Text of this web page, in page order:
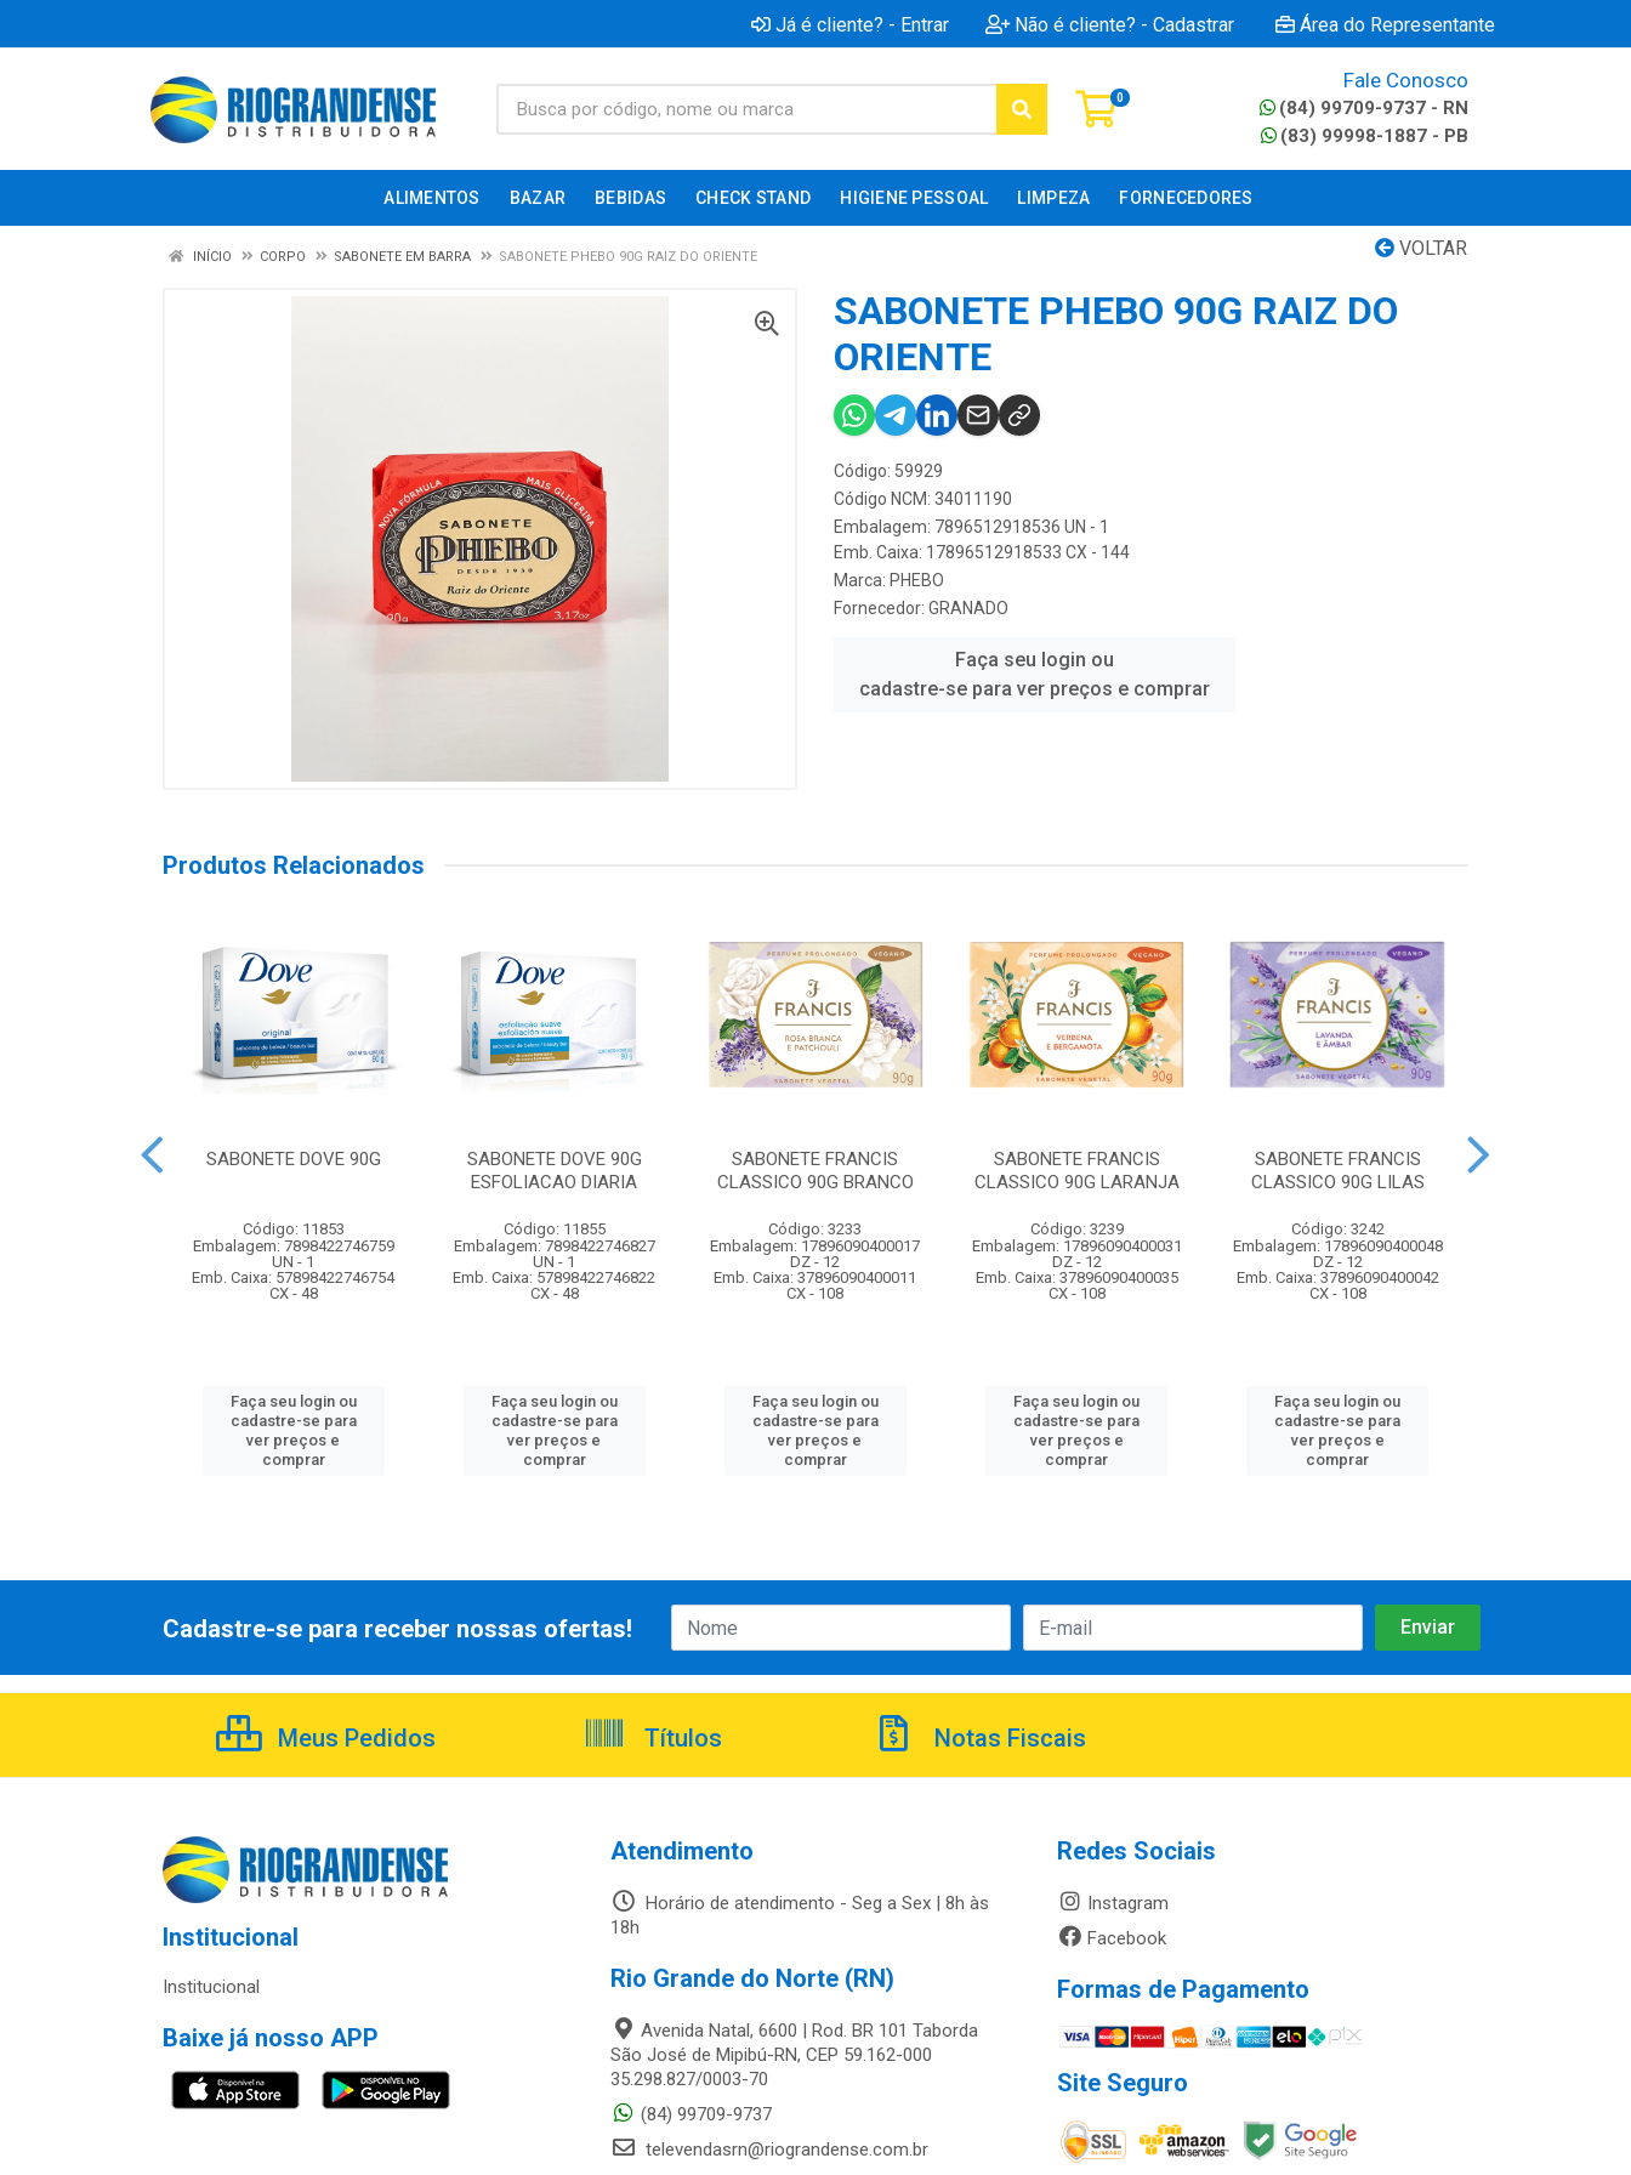
Já é cliente? - Entrar Não é cliente? - Cadastrar Área do Representante
0
Fale Conosco
(84) 99709-9737 - RN
(83) 99998-1887 - PB
ALIMENTOS BAZAR BEBIDAS CHECK STAND HIGIENE PESSOAL LIMPEZA FORNECEDORES
VOLTAR
INÍCIO CORPO SABONETE EM BARRA SABONETE PHEBO 90G RAIZ DO ORIENTE
SABONETE PHEBO 90G RAIZ DO
ORIENTE
Código: 59929
Código NCM: 34011190
Embalagem: 7896512918536 UN - 1
Emb. Caixa: 17896512918533 CX - 144
Marca: PHEBO
Fornecedor: GRANADO
Faça seu login ou
cadastre-se para ver preços e comprar
Produtos Relacionados
SABONETE DOVE 90G
Código: 11853
Embalagem: 7898422746759
UN - 1
Emb. Caixa: 57898422746754
CX - 48
Faça seu login ou
cadastre-se para
ver preços e
comprar
SABONETE DOVE 90G
ESFOLIACAO DIARIA
Código: 11855
Embalagem: 7898422746827
UN - 1
Emb. Caixa: 57898422746822
CX - 48
Faça seu login ou
cadastre-se para
ver preços e
comprar
SABONETE FRANCIS
CLASSICO 90G BRANCO
Código: 3233
Embalagem: 17896090400017
DZ - 12
Emb. Caixa: 37896090400011
CX - 108
Faça seu login ou
cadastre-se para
ver preços e
comprar
SABONETE FRANCIS
CLASSICO 90G LARANJA
Código: 3239
Embalagem: 17896090400031
DZ - 12
Emb. Caixa: 37896090400035
CX - 108
Faça seu login ou
cadastre-se para
ver preços e
comprar
SABONETE FRANCIS
CLASSICO 90G LILAS
Código: 3242
Embalagem: 17896090400048
DZ - 12
Emb. Caixa: 37896090400042
CX - 108
Faça seu login ou
cadastre-se para
ver preços e
comprar
Cadastre-se para receber nossas ofertas!
Meus Pedidos Títulos Notas Fiscais
Institucional
Institucional
Baixe já nosso APP
Atendimento
Horário de atendimento - Seg a Sex | 8h às
18h
Rio Grande do Norte (RN)
Avenida Natal, 6600 | Rod. BR 101 Taborda
São José de Mipibú-RN, CEP 59.162-000
35.298.827/0003-70
(84) 99709-9737
televendasrn@riograndense.com.br
Redes Sociais
Instagram
Facebook
Formas de Pagamento
Site Seguro